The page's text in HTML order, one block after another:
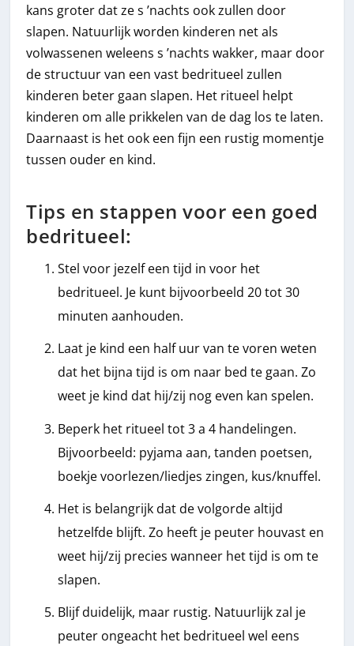
kans groter dat ze s ’nachts ook zullen door
slapen. Natuurlijk worden kinderen net als
volwassenen weleens s ’nachts wakker, maar door
de structuur van een vast bedritueel zullen
kinderen beter gaan slapen. Het ritueel helpt
kinderen om alle prikkelen van de dag los te laten.
Daarnaast is het ook een fijn een rustig momentje
tussen ouder en kind.
Tips en stappen voor een goed
bedritueel:
Stel voor jezelf een tijd in voor het
bedritueel. Je kunt bijvoorbeeld 20 tot 30
minuten aanhouden.
Laat je kind een half uur van te voren weten
dat het bijna tijd is om naar bed te gaan. Zo
weet je kind dat hij/zij nog even kan spelen.
Beperk het ritueel tot 3 a 4 handelingen.
Bijvoorbeeld: pyjama aan, tanden poetsen,
boekje voorlezen/liedjes zingen, kus/knuffel.
Het is belangrijk dat de volgorde altijd
hetzelfde blijft. Zo heeft je peuter houvast en
weet hij/zij precies wanneer het tijd is om te
slapen.
Blijf duidelijk, maar rustig. Natuurlijk zal je
peuter ongeacht het bedritueel wel eens